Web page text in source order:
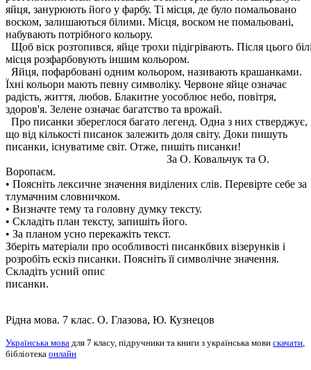
яйця, занурюють його у фарбу. Ті місця, де було помальовано
воском, залишаються білими. Місця, воском не помальовані,
набувають потрібного кольору.
Щоб віск розтопився, яйце трохи підігрівають. Після цього
місця розфарбовують іншим кольором.
Яйця, пофарбовані одним кольором, називають крашанками.
Їхні кольори мають певну символіку. Червоне яйце означає
радість, життя, любов. Блакитне уособлює небо, повітря,
здоров'я. Зелене означає багатство та врожай.
Про писанки збереглося багато легенд. Одна з них стверджує,
що від кількості писанок залежить доля світу. Доки пишуть
писанки, існуватиме світ. Отже, пишіть писанки!
За О. Ковальчук та О.
Воропаєм.
• Поясніть лексичне значення виділених слів. Перевірте себе за
тлумачним словничком.
• Визначте тему та головну думку тексту.
• Складіть план тексту, запишіть його.
• За планом усно перекажіть текст.
Зберіть матеріали про особливості писанкбвих візерунків і
розробіть ескіз писанки. Поясніть її символічне значення.
Складіть усний опис
писанки.
Рідна мова. 7 клас. О. Глазова, Ю. Кузнецов
Українська мова для 7 класу, підручники та книги з українська мови скачати,
бібліотека онлайн